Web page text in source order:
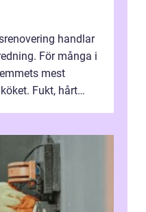
handlar
För många i
mest
Fukt, hårt